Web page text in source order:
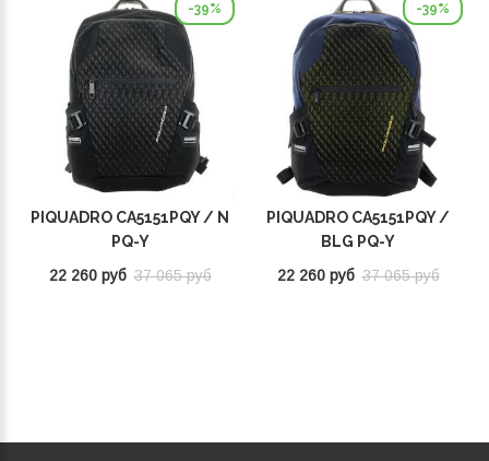
-39%
PIQUADRO CA5151PQY / N
PQ-Y
22 260 руб 37 065 руб
-39%
PIQUADRO CA5151PQY /
BLG PQ-Y
22 260 руб 37 065 руб